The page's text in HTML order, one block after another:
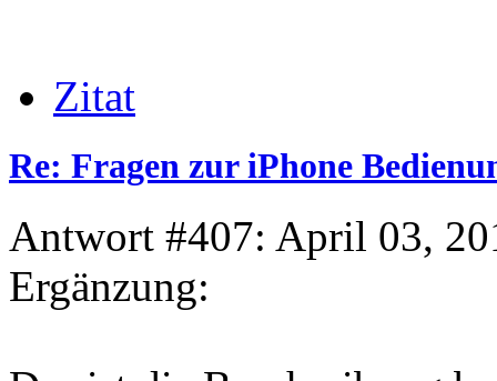
Zitat
Re: Fragen zur iPhone
Antwort #407: April 03,
Ergänzung: